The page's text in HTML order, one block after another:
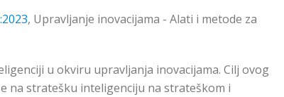
, Upravljanje inovacijama - Alati i metode za
u okviru upravljanja inovacijama. Cilj ovog
na stratešku inteligenciju na strateškom i